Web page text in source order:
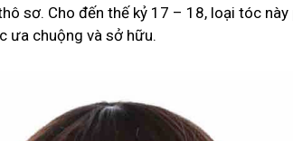
sơ. Cho đến thế kỷ 17 – 18, loại tóc
ưa chuộng và sở hữu.